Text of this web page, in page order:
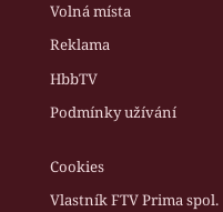
Volná místa
Reklama
HbbTV
Podmínky užívání
Cookies
Vlastník FTV Prima spol.